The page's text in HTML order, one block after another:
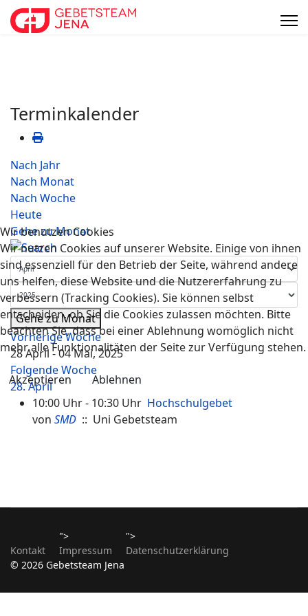
Terminkalender
Nach Jahr
Nach Monat
Nach Woche
Heute
Gehe zu Monat
Gehe zu Monat
Vorherige Woche
28 April - 04 Mai, 2025
Folgende Woche
28. April
10:00 Uhr - 10:30 Uhr Hochschulgebet
von SMD :: Uni Gebetsteam
Kontakt
">
Impressum
">
Datenschutzerklärung
© 2026 Gebetsteam Jena
Wir benutzen Cookies
Wir nutzen Cookies auf unserer Website. Einige von ihnen
sind essenziell für den Betrieb der Seite, während andere
uns helfen, diese Website und die Nutzererfahrung zu
verbessern (Tracking Cookies). Sie können selbst
entscheiden, ob Sie die Cookies zulassen möchten. Bitte
beachten Sie, dass bei einer Ablehnung womöglich nicht
mehr alle Funktionalitäten der Seite zur Verfügung stehen.
Akzeptieren Ablehnen